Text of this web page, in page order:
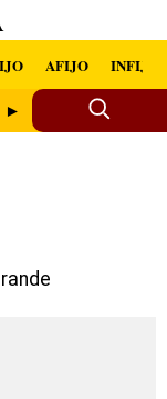
AFIJO INFIJO
►